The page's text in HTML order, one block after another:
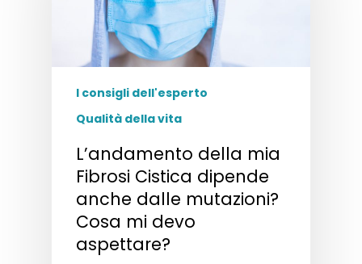
I consigli dell'esperto
Qualità della vita
L’andamento della mia
Fibrosi Cistica dipende
anche dalle mutazioni?
Cosa mi devo
aspettare?